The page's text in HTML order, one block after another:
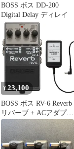
BOSS ボス DD-200
Digital Delay ディレイ
¥23,100
BOSS ボス RV-6 Reverb
リバーブ + ACアダプタ
ー FREE THE TONE
SP-9 セット